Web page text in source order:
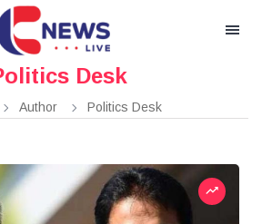
Desk
Author Politics Desk